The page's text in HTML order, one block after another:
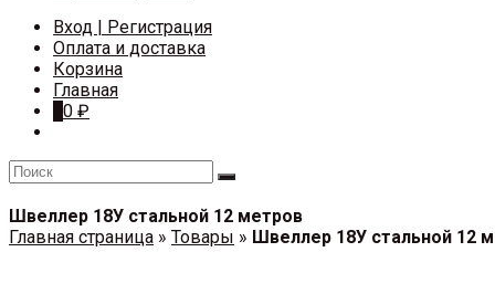
Вход | Регистрация
Оплата и доставка
Корзина
Главная
0 ₽
Швеллер 18У стальной 12 метров
Главная страница » Товары » Швеллер 18У стальной 12